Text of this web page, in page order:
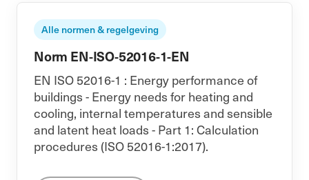
Alle normen & regelgeving
Norm EN-ISO-52016-1-EN
EN ISO 52016-1 : Energy performance of
buildings - Energy needs for heating and
cooling, internal temperatures and sensible
and latent heat loads - Part 1: Calculation
procedures (ISO 52016-1:2017).